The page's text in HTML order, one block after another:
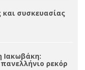
επιτροπές
συσκευασίας